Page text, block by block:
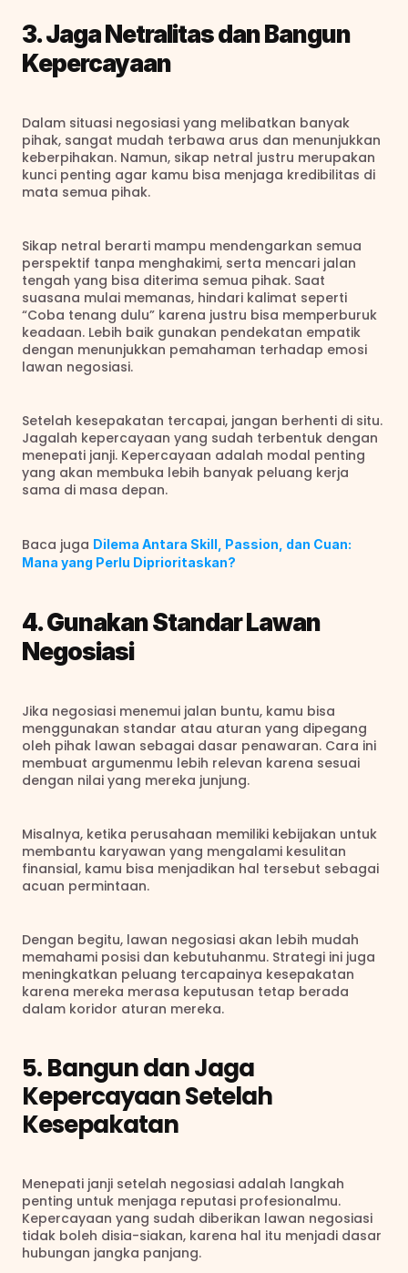
3. Jaga Netralitas dan Bangun
Kepercayaan
Dalam situasi negosiasi yang melibatkan banyak
pihak, sangat mudah terbawa arus dan menunjukkan
keberpihakan. Namun, sikap netral justru merupakan
kunci penting agar kamu bisa menjaga kredibilitas di
mata semua pihak.
Sikap netral berarti mampu mendengarkan semua
perspektif tanpa menghakimi, serta mencari jalan
tengah yang bisa diterima semua pihak. Saat
suasana mulai memanas, hindari kalimat seperti
“Coba tenang dulu” karena justru bisa memperburuk
keadaan. Lebih baik gunakan pendekatan empatik
dengan menunjukkan pemahaman terhadap emosi
lawan negosiasi.
Setelah kesepakatan tercapai, jangan berhenti di situ.
Jagalah kepercayaan yang sudah terbentuk dengan
menepati janji. Kepercayaan adalah modal penting
yang akan membuka lebih banyak peluang kerja
sama di masa depan.
Baca juga Dilema Antara Skill, Passion, dan Cuan:
Mana yang Perlu Diprioritaskan?
4. Gunakan Standar Lawan
Negosiasi
Jika negosiasi menemui jalan buntu, kamu bisa
menggunakan standar atau aturan yang dipegang
oleh pihak lawan sebagai dasar penawaran. Cara ini
membuat argumenmu lebih relevan karena sesuai
dengan nilai yang mereka junjung.
Misalnya, ketika perusahaan memiliki kebijakan untuk
membantu karyawan yang mengalami kesulitan
finansial, kamu bisa menjadikan hal tersebut sebagai
acuan permintaan.
Dengan begitu, lawan negosiasi akan lebih mudah
memahami posisi dan kebutuhanmu. Strategi ini juga
meningkatkan peluang tercapainya kesepakatan
karena mereka merasa keputusan tetap berada
dalam koridor aturan mereka.
5. Bangun dan Jaga
Kepercayaan Setelah
Kesepakatan
Menepati janji setelah negosiasi adalah langkah
penting untuk menjaga reputasi profesionalmu.
Kepercayaan yang sudah diberikan lawan negosiasi
tidak boleh disia-siakan, karena hal itu menjadi dasar
hubungan jangka panjang.